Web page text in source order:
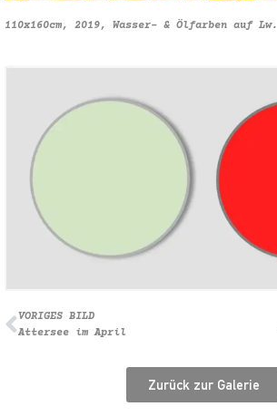
110x160cm, 2019, Wasser- & Ölfarben auf Lw.
VORIGES BILD
Attersee im April
Zurück zur Galerie